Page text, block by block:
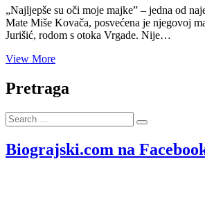
„Najljepše su oči moje majke” – jedna od
Mate Miše Kovača, posvećena je njegovoj
Jurišić, rodom s otoka Vrgade. Nije…
View MoreMajka
Miše
Kovača
Najljepše
su
Pretraga
Search
…
Biograjski.com na